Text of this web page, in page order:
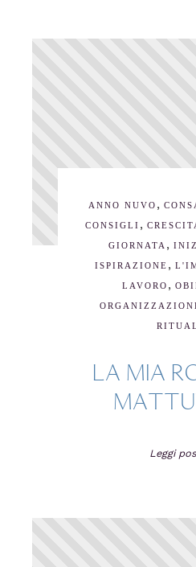
ANNO NUVO ,
CONSIGLI ,
GIORNATA ,
ISPIRAZIONE ,
LAVORO ,
LA MIA
Leggi